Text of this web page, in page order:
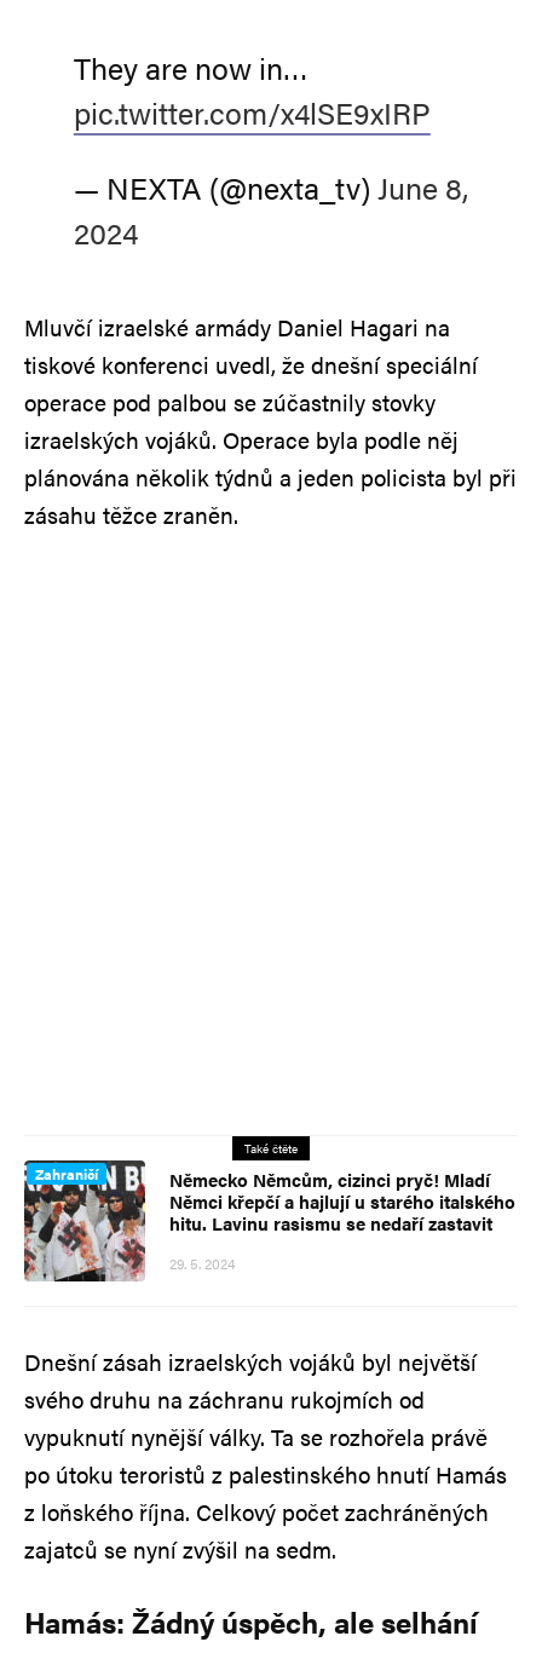
They are now in…
pic.twitter.com/x4lSE9xIRP
— NEXTA (@nexta_tv) June 8,
2024
Mluvčí izraelské armády Daniel Hagari na
tiskové konferenci uvedl, že dnešní speciální
operace pod palbou se zúčastnily stovky
izraelských vojáků. Operace byla podle něj
plánována několik týdnů a jeden policista byl při
zásahu těžce zraněn.
Také čtěte
Zahraničí
Německo Němcům, cizinci pryč! Mladí
Němci křepčí a hajlují u starého italského
hitu. Lavinu rasismu se nedaří zastavit
29. 5. 2024
Dnešní zásah izraelských vojáků byl největší
svého druhu na záchranu rukojmích od
vypuknutí nynější války. Ta se rozhořela právě
po útoku teroristů z palestinského hnutí Hamás
z loňského října. Celkový počet zachráněných
zajatců se nyní zvýšil na sedm.
Hamás: Žádný úspěch, ale selhání